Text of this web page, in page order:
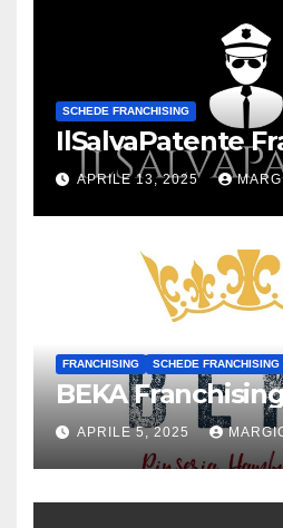
SCHEDE FRANCHISING
IlSalvaPatente
APRILE 13, 2025
FRANCHISING SCHEDE FRANCHISING
BEKA
APRILE 5, 2025